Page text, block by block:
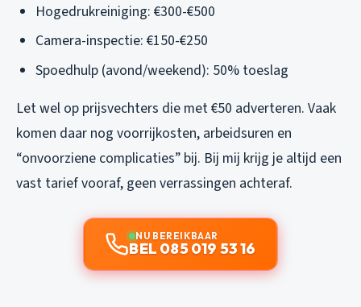
Hogedrukreiniging: €300-€500
Camera-inspectie: €150-€250
Spoedhulp (avond/weekend): 50% toeslag
Let wel op prijsvechters die met €50 adverteren. Vaak
komen daar nog voorrijkosten, arbeidsuren en
“onvoorziene complicaties” bij. Bij mij krijg je altijd een
vast tarief vooraf, geen verrassingen achteraf.
NU BEREIKBAAR
BEL 085 019 53 16